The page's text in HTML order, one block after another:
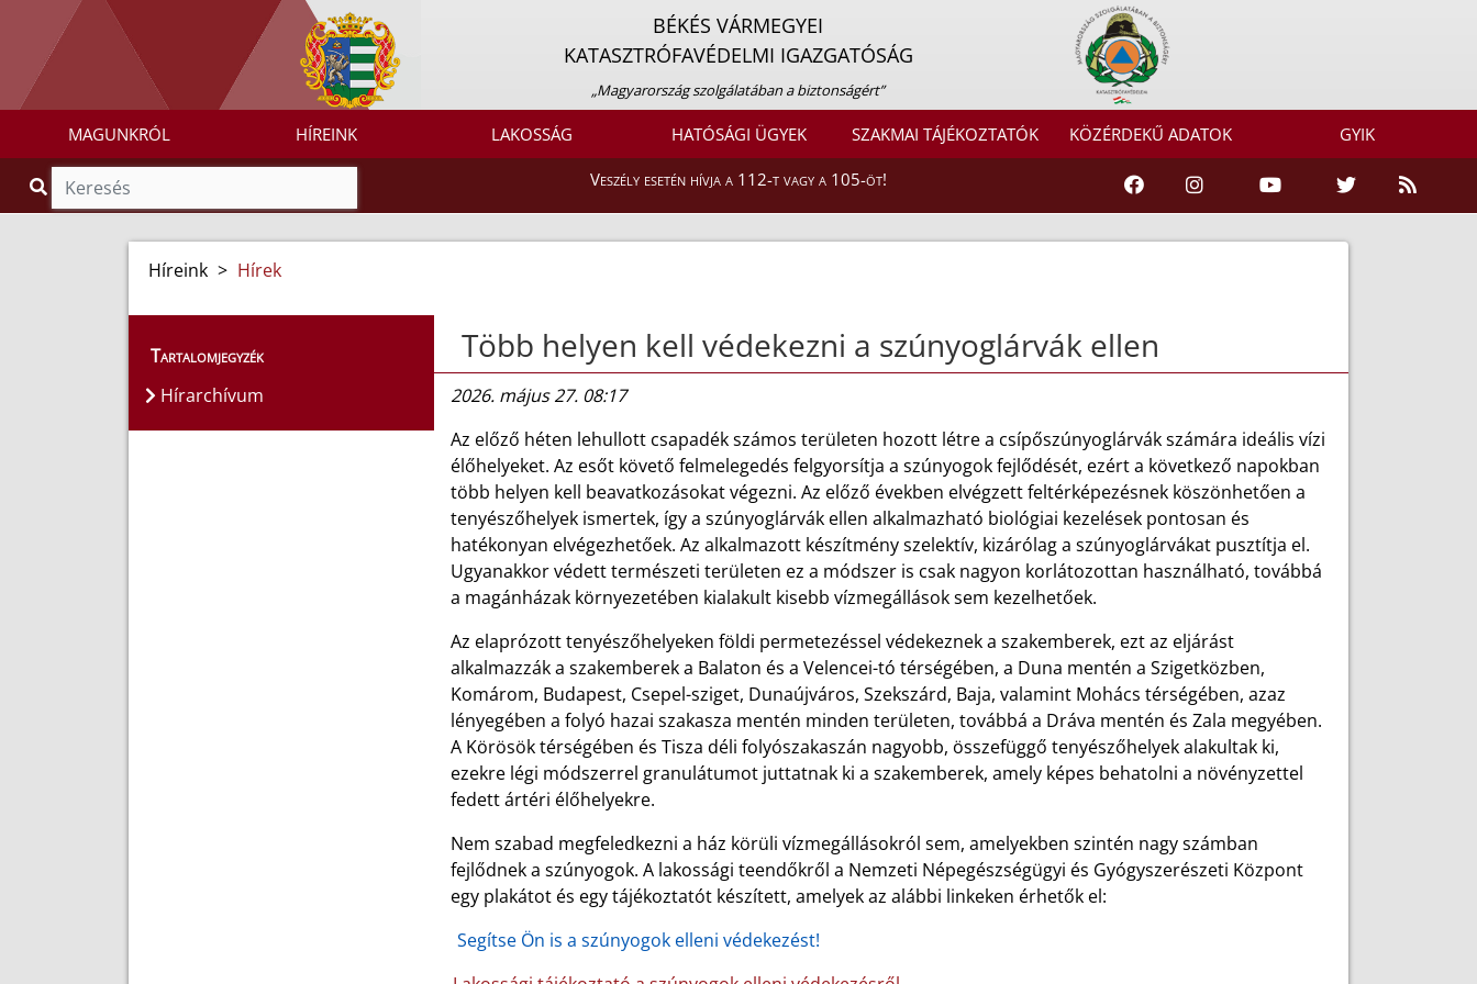
BÉKÉS VÁRMEGYEI
KATASZTRÓFAVÉDELMI IGAZGATÓSÁG
„Magyarország szolgálatában a biztonságért”
MAGUNKRÓL HÍREINK LAKOSSÁG HATÓSÁGI ÜGYEK SZAKMAI TÁJÉKOZTATÓK KÖZÉRDEKŰ ADATOK GYIK
Veszély esetén hívja a 112-t vagy a 105-öt!
Híreink > Hírek
Tartalomjegyzék
Hírarchívum
Több helyen kell védekezni a szúnyoglárvák ellen
2026. május 27. 08:17
Az előző héten lehullott csapadék számos területen hozott létre a csípőszúnyoglárvák számára ideális vízi
élőhelyeket. Az esőt követő felmelegedés felgyorsítja a szúnyogok fejlődését, ezért a következő napokban
több helyen kell beavatkozásokat végezni. Az előző években elvégzett feltérképezésnek köszönhetően a
tenyészőhelyek ismertek, így a szúnyoglárvák ellen alkalmazható biológiai kezelések pontosan és
hatékonyan elvégezhetőek. Az alkalmazott készítmény szelektív, kizárólag a szúnyoglárvákat pusztítja el.
Ugyanakkor védett természeti területen ez a módszer is csak nagyon korlátozottan használható, továbbá
a magánházak környezetében kialakult kisebb vízmegállások sem kezelhetőek.
Az elaprózott tenyészőhelyeken földi permetezéssel védekeznek a szakemberek, ezt az eljárást
alkalmazzák a szakemberek a Balaton és a Velencei-tó térségében, a Duna mentén a Szigetközben,
Komárom, Budapest, Csepel-sziget, Dunaújváros, Szekszárd, Baja, valamint Mohács térségében, azaz
lényegében a folyó hazai szakasza mentén minden területen, továbbá a Dráva mentén és Zala megyében.
A Körösök térségében és Tisza déli folyószakaszán nagyobb, összefüggő tenyészőhelyek alakultak ki,
ezekre légi módszerrel granulátumot juttatnak ki a szakemberek, amely képes behatolni a növényzettel
fedett ártéri élőhelyekre.
Nem szabad megfeledkezni a ház körüli vízmegállásokról sem, amelyekben szintén nagy számban
fejlődnek a szúnyogok. A lakossági teendőkről a Nemzeti Népegészségügyi és Gyógyszerészeti Központ
egy plakátot és egy tájékoztatót készített, amelyek az alábbi linkeken érhetők el:
Segítse Ön is a szúnyogok elleni védekezést!